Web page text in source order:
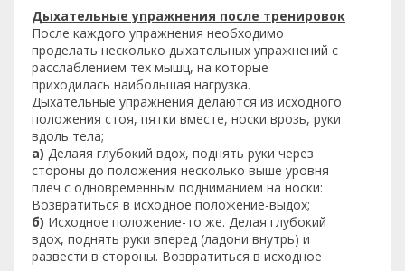
Дыхательные упражнения после тренировок
После каждого упражнения необходимо
проделать несколько дыхательных упражнений с
расслаблением тех мышц, на которые
приходилась наибольшая нагрузка.
Дыхательные упражнения делаются из исходного
положения стоя, пятки вместе, носки врозь, руки
вдоль тела;
а) Делаяя глубокий вдох, поднять руки через
стороны до положения несколько выше уровня
плеч с одновременным подниманием на носки:
Возвратиться в исходное положение-выдох;
б) Исходное положение-то же. Делая глубокий
вдох, поднять руки вперед (ладони внутрь) и
развести в стороны. Возвратиться в исходное